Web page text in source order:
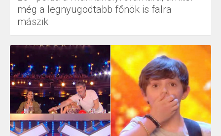
még a legnyugodtabb főnök is falra
mászik